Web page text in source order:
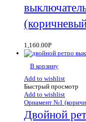
1,160.00Р
В корзину
Add to wishlist
Быстрый просмотр
Add to wishlist
Орнамент №1
Двойной